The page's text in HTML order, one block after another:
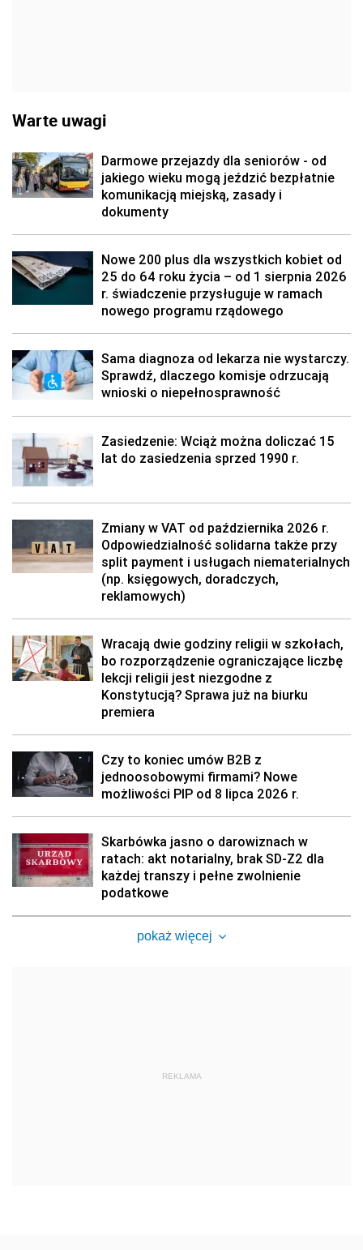
Warte uwagi
Darmowe przejazdy dla seniorów - od
jakiego wieku mogą jeździć bezpłatnie
komunikacją miejską, zasady i
dokumenty
Nowe 200 plus dla wszystkich kobiet od
25 do 64 roku życia – od 1 sierpnia 2026
r. świadczenie przysługuje w ramach
nowego programu rządowego
Sama diagnoza od lekarza nie wystarczy.
Sprawdź, dlaczego komisje odrzucają
wnioski o niepełnosprawność
Zasiedzenie: Wciąż można doliczać 15
lat do zasiedzenia sprzed 1990 r.
Zmiany w VAT od października 2026 r.
Odpowiedzialność solidarna także przy
split payment i usługach niematerialnych
(np. księgowych, doradczych,
reklamowych)
Wracają dwie godziny religii w szkołach,
bo rozporządzenie ograniczające liczbę
lekcji religii jest niezgodne z
Konstytucją? Sprawa już na biurku
premiera
Czy to koniec umów B2B z
jednoosobowymi firmami? Nowe
możliwości PIP od 8 lipca 2026 r.
Skarbówka jasno o darowiznach w
ratach: akt notarialny, brak SD-Z2 dla
każdej transzy i pełne zwolnienie
podatkowe
pokaż więcej
REKLAMA